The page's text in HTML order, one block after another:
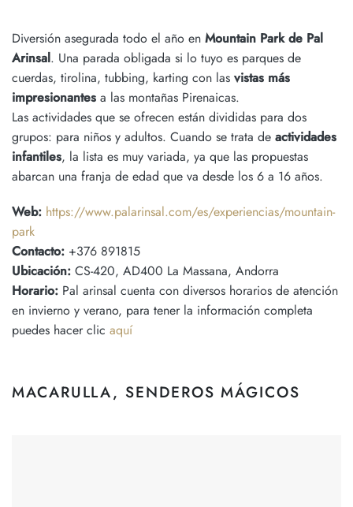
Diversión asegurada todo el año en Mountain Park de Pal
Arinsal. Una parada obligada si lo tuyo es parques de
cuerdas, tirolina, tubbing, karting con las vistas más
impresionantes a las montañas Pirenaicas.
Las actividades que se ofrecen están divididas para dos
grupos: para niños y adultos. Cuando se trata de actividades
infantiles, la lista es muy variada, ya que las propuestas
abarcan una franja de edad que va desde los 6 a 16 años.
Web: https://www.palarinsal.com/es/experiencias/mountain-
park
Contacto: +376 891815
Ubicación: CS-420, AD400 La Massana, Andorra
Horario: Pal arinsal cuenta con diversos horarios de atención
en invierno y verano, para tener la información completa
puedes hacer clic aquí
MACARULLA, SENDEROS MÁGICOS